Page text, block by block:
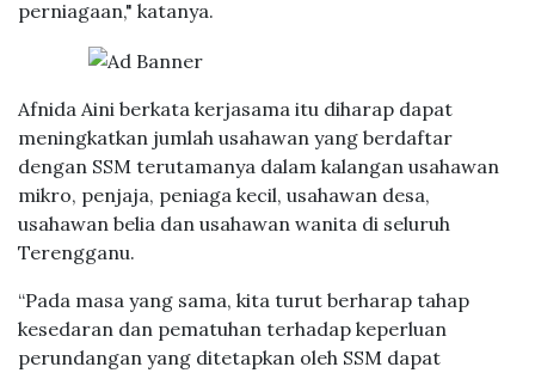
perniagaan," katanya.
Afnida Aini berkata kerjasama itu diharap dapat
meningkatkan jumlah usahawan yang berdaftar
dengan SSM terutamanya dalam kalangan usahawan
mikro, penjaja, peniaga kecil, usahawan desa,
usahawan belia dan usahawan wanita di seluruh
Terengganu.
“Pada masa yang sama, kita turut berharap tahap
kesedaran dan pematuhan terhadap keperluan
perundangan yang ditetapkan oleh SSM dapat